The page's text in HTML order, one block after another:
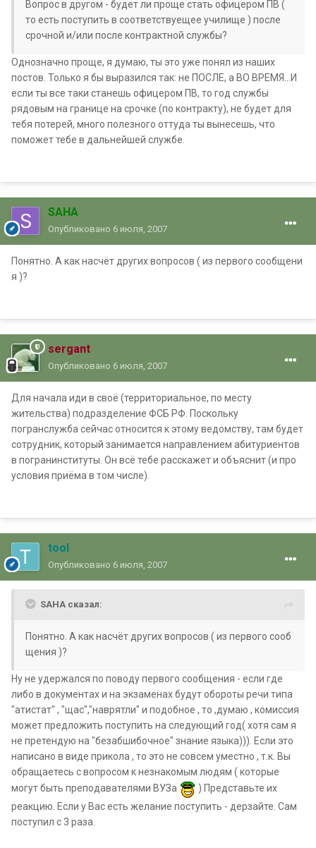
Вопрос в другом - будет ли проще стать офицером ПВ (
то есть поступить в соответствуещее училище ) после
срочной и/или после контрактной службы?
Однозначно проще, я думаю, ты это уже понял из наших
постов. Только я бы выразился так: не ПОСЛЕ, а ВО ВРЕМЯ...И
если ты все таки станешь офицером ПВ, то год службы
рядовым на границе на срочке (по контракту), не будет для
тебя потерей, много полезного оттуда ты вынесешь, что
поможет тебе в дальнейшей службе.
SAHA
Опубликовано 6 июля, 2007
Понятно. А как насчёт других вопросов ( из первого сообщени
я )?
sergant
Опубликовано 6 июля, 2007
Для начала иди в своё (территориальное, по месту
жительства) подразделение ФСБ РФ. Поскольку
погранслужба сейчас относится к этому ведомству, там будет
сотрудник, который занимается направлением абитуриентов
в погранинституты. Он всё тебе расскажет и объяснит (и про
условия приёма в том числе).
tool
Опубликовано 6 июля, 2007
SAHA сказал:
Понятно. А как насчёт других вопросов ( из первого сооб
щения )?
Ну не удержался по поводу первого сообщения - если где
либо в документах и на экзаменах будут обороты речи типа
"атистат" , "щас","наврятли" и подобное , то ,думаю , комиссия
может предложить поступить на следующий год( хотя сам я
не претендую на "безабшибочное" знание языка))). Если это
написано в виде прикола , то это не совсем уместно , т.к. Вы
обращаетесь с вопросом к незнакомым людям ( которые
могут быть преподавателями ВУЗа
) Представьте их
реакцию. Если у Вас есть желание поступить - дерзайте. Сам
поступил с 3 раза.